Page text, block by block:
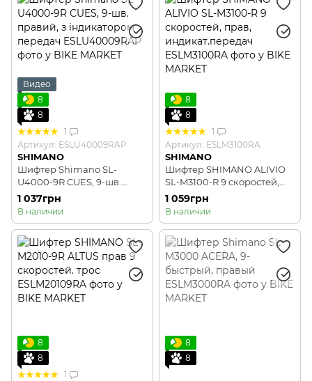
Видео
8
8
1
Артикул: ESLU40009RAP
SHIMANO
Шифтер Shimano SL-
U4000-9R CUES, 9-шв.
правий, з індикатором
передач
1 037грн
В наличии
8
8
1
Артикул: ESLM3100RA
SHIMANO
Шифтер SHIMANO ALIVIO
SL-M3100-R 9 скоростей,
прав, индикат.передач
1 059грн
В наличии
8
8
1
8
8